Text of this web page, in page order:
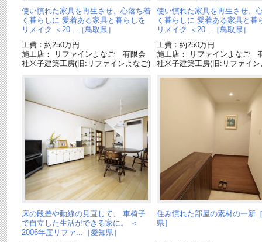
使い慣れた家具を再生させ、心落ち着
く暮らしに 愛着ある家具と暮らしを
リメイク ＜20...［鳥取県］
工費：約250万円
施工店： リファインよなご 有限会
社米子建築工房(旧:リファインよなご)
使い慣れた家具を再生させ、
く暮らしに 愛着ある家具と暮
リメイク ＜20...［鳥取県］
工費：約250万円
施工店： リファインよなご
社米子建築工房(旧:リファイン
床の段差や動線の見直して、 車椅子
で自立した生活ができる家に。 ＜
2006年度リファ...［愛知県］
住み慣れた部屋の素材の一新
県］